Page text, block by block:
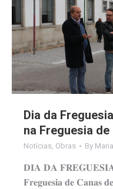
Dia da
na Freguesia
Notícias, Obras By
𝐃𝐈𝐀 𝐃𝐀 𝐅𝐑𝐄𝐆𝐔𝐄𝐒𝐈𝐀:
𝐅𝐫𝐞𝐠𝐮𝐞𝐬𝐢𝐚 𝐝𝐞 𝐂𝐚𝐧𝐚𝐬